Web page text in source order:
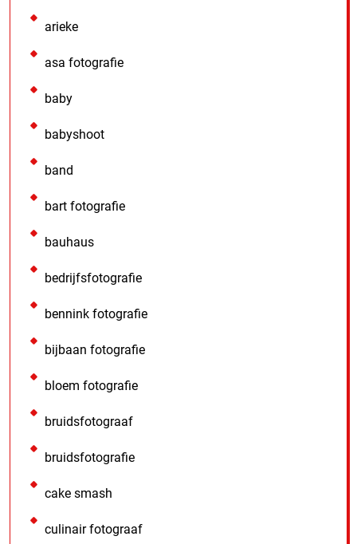
arieke
asa fotografie
baby
babyshoot
band
bart fotografie
bauhaus
bedrijfsfotografie
bennink fotografie
bijbaan fotografie
bloem fotografie
bruidsfotograaf
bruidsfotografie
cake smash
culinair fotograaf